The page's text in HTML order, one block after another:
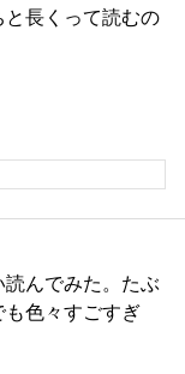
長くって読むの
んでみた。たぶ
も色々すごすぎ